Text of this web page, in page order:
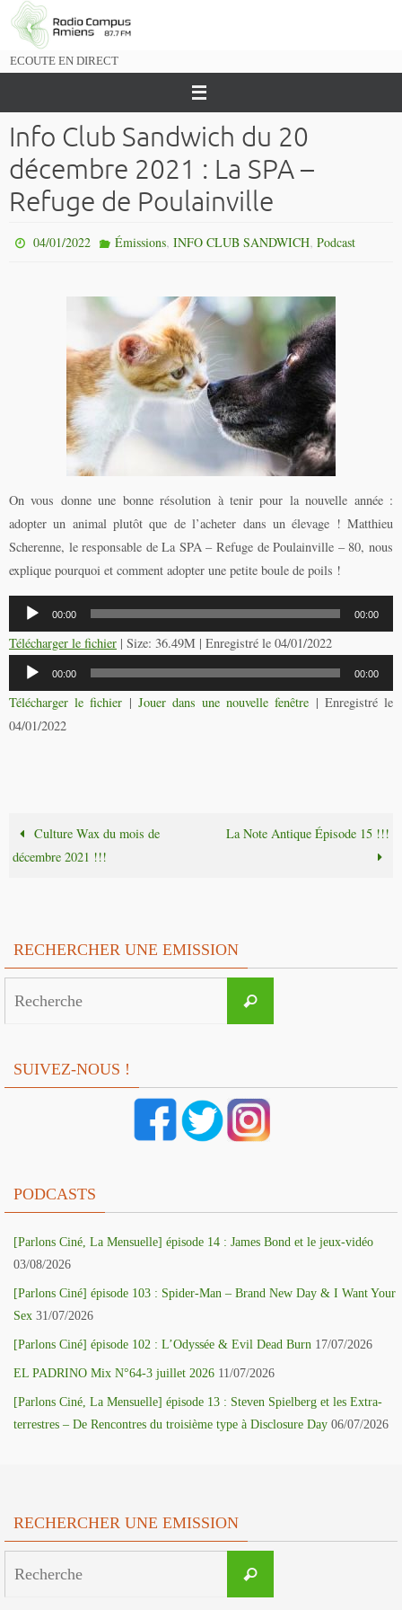
Passer
vers
ECOUTE EN DIRECT
Info Club Sandwich du 20
décembre 2021 : La SPA –
Refuge de Poulainville
04/01/2022 Émissions, INFO CLUB SANDWICH, Podcast
On vous donne une bonne résolution à tenir pour la nouvelle année :
adopter un animal plutôt que de l’acheter dans un élevage ! Matthieu
Scherenne, le responsable de La SPA – Refuge de Poulainville – 80, nous
explique pourquoi et comment adopter une petite boule de poils !
Lecteur
audio
00:00 00:00
Télécharger le fichier | Size: 36.49M | Enregistré le 04/01/2022
Lecteur
audio
00:00 00:00
Télécharger le fichier | Jouer dans une nouvelle fenêtre | Enregistré le
04/01/2022
Culture Wax du mois de
décembre 2021 !!!
La Note Antique Épisode 15 !!!
RECHERCHER UNE EMISSION
Recherche
SUIVEZ-NOUS !
PODCASTS
[Parlons Ciné, La Mensuelle] épisode 14 : James Bond et le jeux-vidéo
03/08/2026
[Parlons Ciné] épisode 103 : Spider-Man – Brand New Day & I Want Your
Sex 31/07/2026
[Parlons Ciné] épisode 102 : L’Odyssée & Evil Dead Burn 17/07/2026
EL PADRINO Mix N°64-3 juillet 2026 11/07/2026
[Parlons Ciné, La Mensuelle] épisode 13 : Steven Spielberg et les Extra-
terrestres – De Rencontres du troisième type à Disclosure Day 06/07/2026
RECHERCHER UNE EMISSION
Recherche